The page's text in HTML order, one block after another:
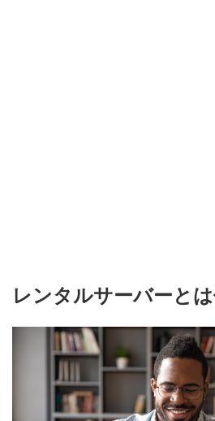
レンタルサーバーと